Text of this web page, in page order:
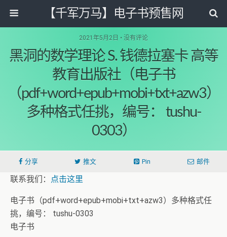
【千军万马】电子书预售网
2021年5月2日 • 没有评论
黑洞的数学理论 S. 钱德拉塞卡 高等
教育出版社（电子书
（pdf+word+epub+mobi+txt+azw3）
多种格式任挑，编号： tushu-
0303）
分享 推文 Pin 邮件
联系我们： 点击这里
电子书（pdf+word+epub+mobi+txt+azw3）多种格式任
挑，编号： tushu-0303
电子书